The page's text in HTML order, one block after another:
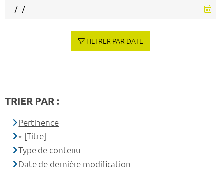
FILTRER PAR DATE
TRIER PAR :
Pertinence
[Titre]
Type de contenu
Date de dernière modification